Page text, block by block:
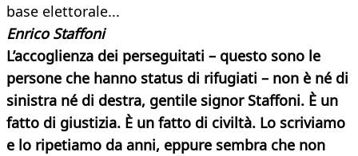
base elettorale...
Enrico Staffoni
L’accoglienza dei perseguitati – questo sono le
persone che hanno status di rifugiati – non è né di
sinistra né di destra, gentile signor Staffoni. È un
fatto di giustizia. È un fatto di civiltà. Lo scriviamo
e lo ripetiamo da anni, eppure sembra che non